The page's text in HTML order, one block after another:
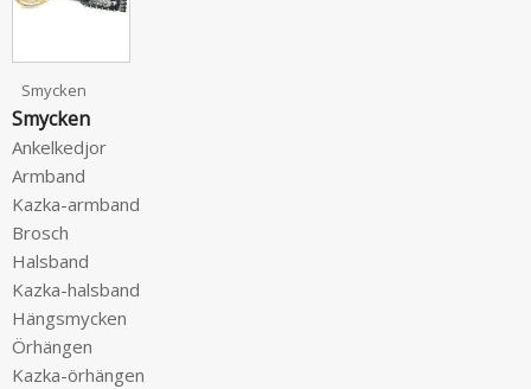
Smycken
Smycken
Ankelkedjor
Armband
Kazka-armband
Brosch
Halsband
Kazka-halsband
Hängsmycken
Örhängen
Kazka-örhängen